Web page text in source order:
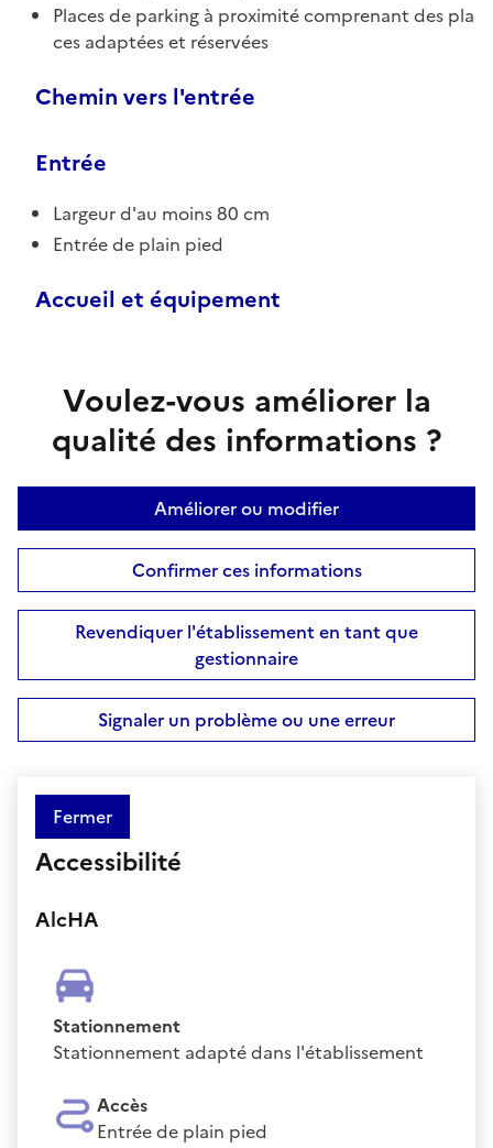
Places de parking à proximité comprenant des pla
ces adaptées et réservées
Chemin vers l'entrée
Entrée
Largeur d'au moins 80 cm
Entrée de plain pied
Accueil et équipement
Voulez-vous améliorer la
qualité des informations ?
Améliorer ou modifier
Confirmer ces informations
Revendiquer l'établissement en tant que
gestionnaire
Signaler un problème ou une erreur
Fermer
Accessibilité
AlcHA
Stationnement
Stationnement adapté dans l'établissement
Accès
Entrée de plain pied